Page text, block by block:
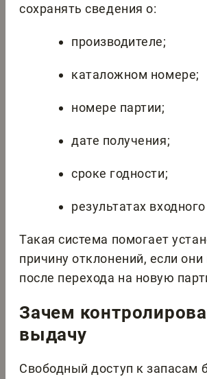
сохранять сведения о:
производителе;
каталожном номере;
номере партии;
дате получения;
сроке годности;
результатах
Такая система помогает
причину отклонений, если
после перехода на новую
Зачем
выдачу
Свободный доступ к запасам